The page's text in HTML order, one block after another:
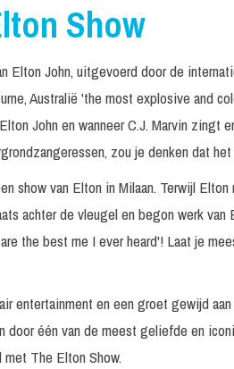
Show
Elton John, uitgevoerd door de
Australië 'the most explosive and
John en wanneer C.J. Marvin zingt
zou je denken dat
show van Elton in Milaan. Terwijl
achter de vleugel en begon werk van
the best me I ever heard'! Laat je
entertainment en een groet gewijd
door één van de meest geliefde en
The Elton Show.